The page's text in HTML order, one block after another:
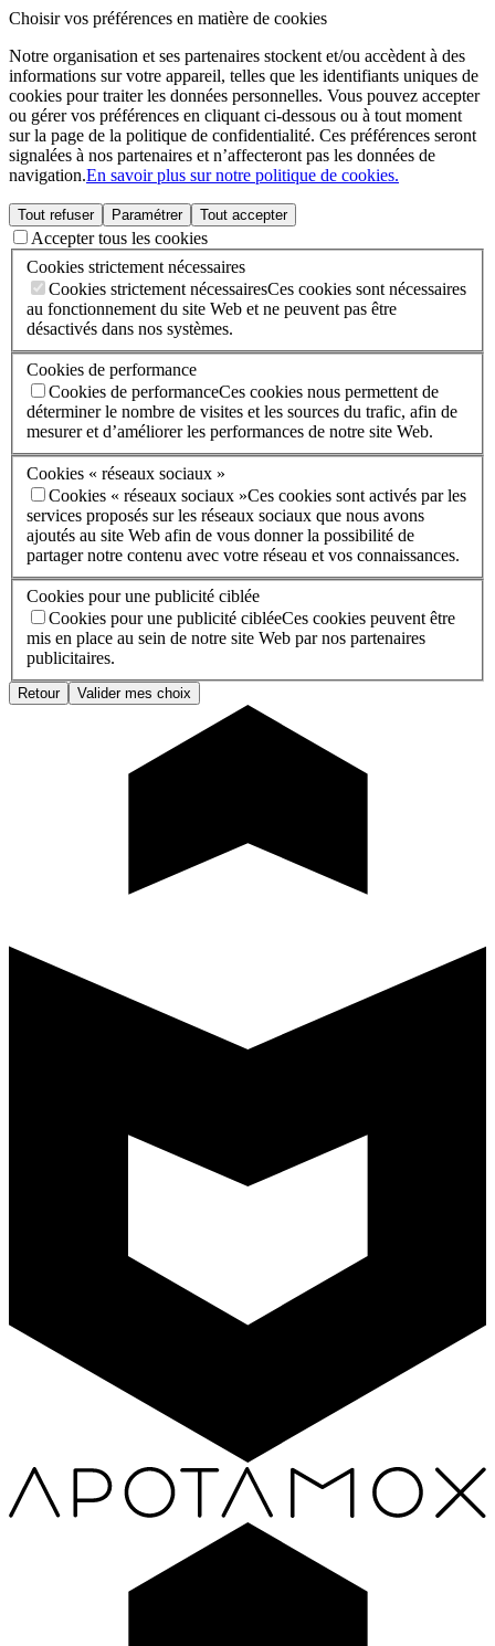
Choisir vos préférences en matière de cookies
Notre organisation et ses partenaires stockent et/ou accèdent à des
informations sur votre appareil, telles que les identifiants uniques de
cookies pour traiter les données personnelles. Vous pouvez accepter
ou gérer vos préférences en cliquant ci-dessous ou à tout moment
sur la page de la politique de confidentialité. Ces préférences seront
signalées à nos partenaires et n’affecteront pas les données de
navigation.En savoir plus sur notre politique de cookies.
Tout refuser Paramétrer Tout accepter
Accepter tous les cookies
Cookies strictement nécessaires
Cookies strictement nécessairesCes cookies sont nécessaires
au fonctionnement du site Web et ne peuvent pas être
désactivés dans nos systèmes.
Cookies de performance
Cookies de performanceCes cookies nous permettent de
déterminer le nombre de visites et les sources du trafic, afin de
mesurer et d’améliorer les performances de notre site Web.
Cookies « réseaux sociaux »
Cookies « réseaux sociaux »Ces cookies sont activés par les
services proposés sur les réseaux sociaux que nous avons
ajoutés au site Web afin de vous donner la possibilité de
partager notre contenu avec votre réseau et vos connaissances.
Cookies pour une publicité ciblée
Cookies pour une publicité cibléeCes cookies peuvent être
mis en place au sein de notre site Web par nos partenaires
publicitaires.
Retour Valider mes choix